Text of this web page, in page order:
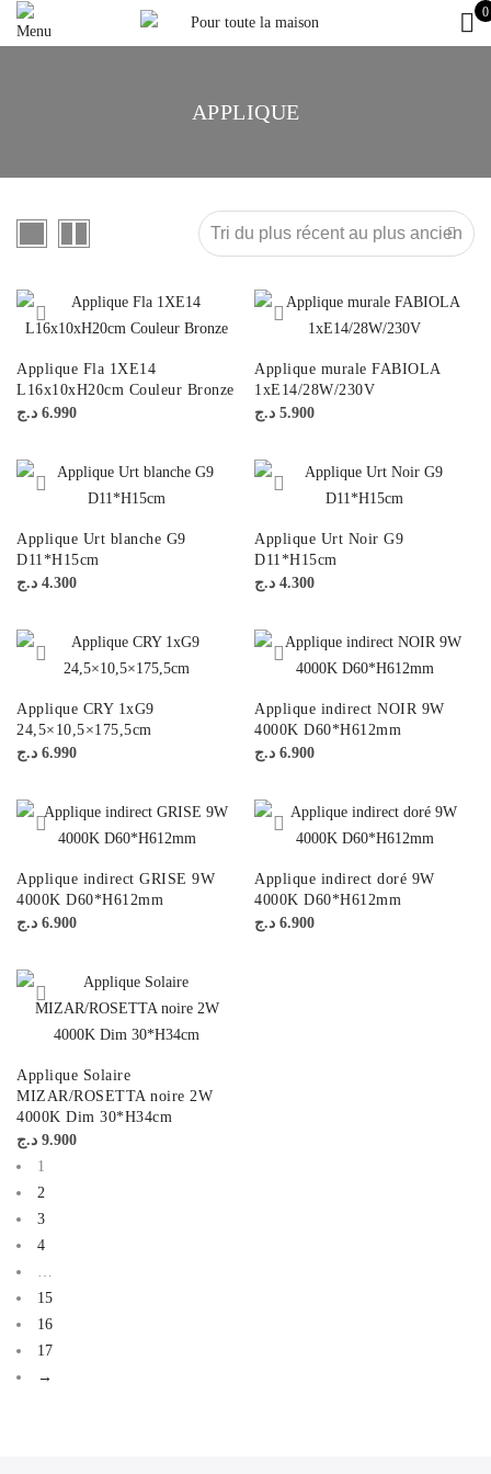
0
APPLIQUE
Applique Fla 1XE14
L16x10xH20cm Couleur Bronze
6.990 د.ج
Applique murale FABIOLA
1xE14/28W/230V
5.900 د.ج
Applique Urt blanche G9
D11*H15cm
4.300 د.ج
Applique Urt Noir G9
D11*H15cm
4.300 د.ج
Applique CRY 1xG9
24,5×10,5×175,5cm
6.990 د.ج
Applique indirect NOIR 9W
4000K D60*H612mm
6.900 د.ج
Applique indirect GRISE 9W
4000K D60*H612mm
6.900 د.ج
Applique indirect doré 9W
4000K D60*H612mm
6.900 د.ج
Applique Solaire
MIZAR/ROSETTA noire 2W
4000K Dim 30*H34cm
9.900 د.ج
1
2
3
4
…
15
16
17
→